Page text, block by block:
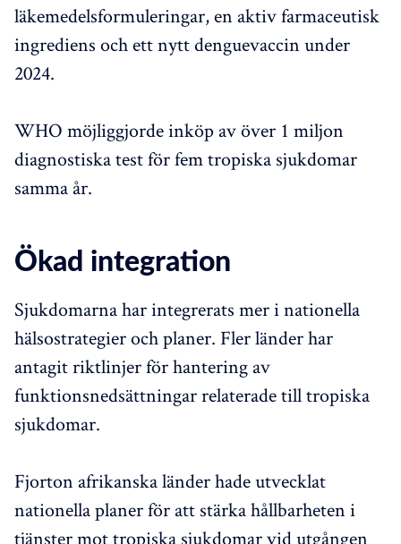
läkemedelsformuleringar, en aktiv farmaceutisk
ingrediens och ett nytt denguevaccin under
2024.
WHO möjliggjorde inköp av över 1 miljon
diagnostiska test för fem tropiska sjukdomar
samma år.
Ökad integration
Sjukdomarna har integrerats mer i nationella
hälsostrategier och planer. Fler länder har
antagit riktlinjer för hantering av
funktionsnedsättningar relaterade till tropiska
sjukdomar.
Fjorton afrikanska länder hade utvecklat
nationella planer för att stärka hållbarheten i
tjänster mot tropiska sjukdomar vid utgången